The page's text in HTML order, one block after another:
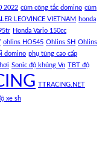
2022 cùm công tắc domino cùm
LEOVINCE VIETNAM honda
Honda Vario 150cc
ohlins HO545 Ohlins SH Ohlins
domino phụ tùng cao cấp
Sonic độ khủng Vn TBT độ
TTRACING.NET
xe sh